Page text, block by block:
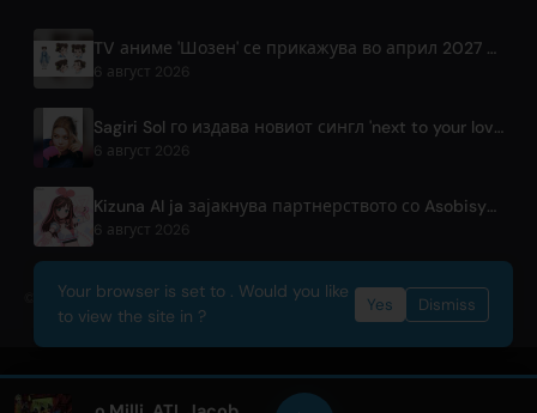
TV аниме 'Шозен' се прикажува во април 2027 на Fuji TV
6 август 2026
Sagiri Sol го издава новиот сингл 'next to your love' по паузата
6 август 2026
Kizuna AI ja зајакнува партнерството со Asobisystem пред светската турнеја за 10-годишниот јубилеј
6 август 2026
© 2026 OnlyHit. All rights reserved. - Metadata provided byACRCloud
Your browser is set to . Would you like
to view the site in ?
Yes Dismiss